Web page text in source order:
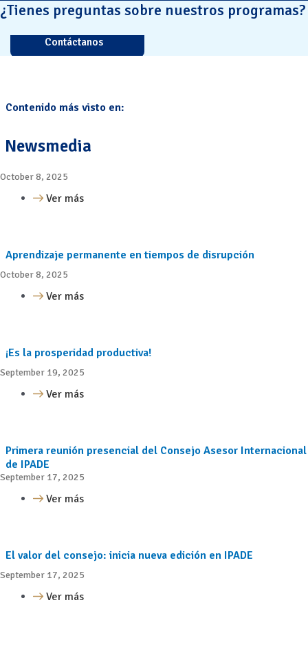
¿Tienes preguntas sobre nuestros programas?
Contáctanos
Contenido más visto en:
Newsmedia
October 8, 2025
Ver más
Aprendizaje permanente en tiempos de disrupción
October 8, 2025
Ver más
¡Es la prosperidad productiva!
September 19, 2025
Ver más
Primera reunión presencial del Consejo Asesor Internacional
de IPADE
September 17, 2025
Ver más
El valor del consejo: inicia nueva edición en IPADE
September 17, 2025
Ver más